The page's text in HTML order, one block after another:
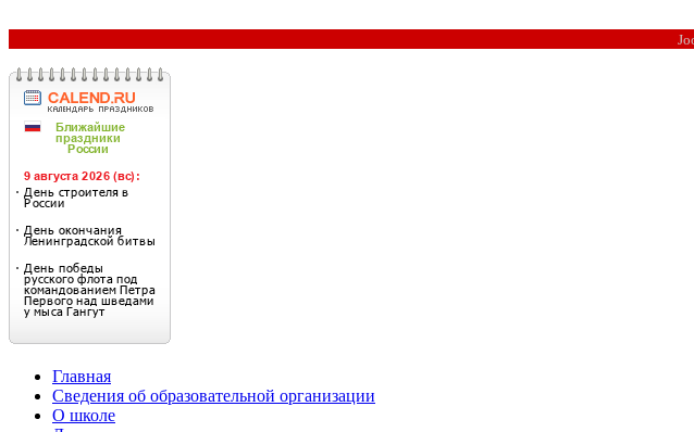
Главная
Сведения об образовательной организации
О школе